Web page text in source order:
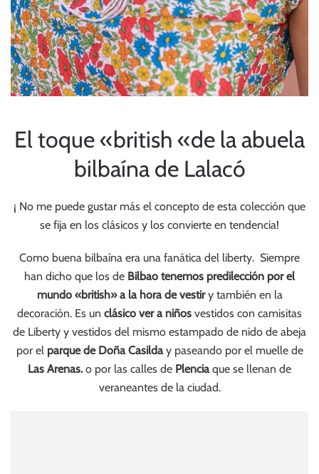
El toque «british «de la abuela
bilbaína de Lalacó
¡ No me puede gustar más el concepto de esta colección que
se fija en los clásicos y los convierte en tendencia!
Como buena bilbaína era una fanática del liberty. Siempre
han dicho que los de Bilbao tenemos predilección por el
mundo «british» a la hora de vestiry también en la
decoración. Es un clásico ver a niños vestidos con camisitas
de Liberty y vestidos del mismo estampado de nido de abeja
por el parque de Doña Casilday paseando por el muelle de
Las Arenas.o por las calles de Plenciaque se llenan de
veraneantes de la ciudad.